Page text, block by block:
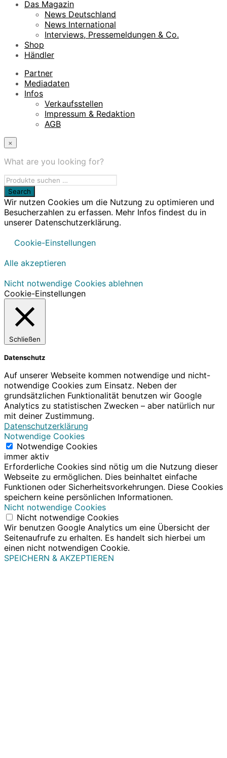
Das Magazin
News Deutschland
News International
Interviews, Pressemeldungen & Co.
Shop
Händler
Partner
Mediadaten
Infos
Verkaufsstellen
Impressum & Redaktion
AGB
×
What are you looking for?
Wir nutzen Cookies um die Nutzung zu optimieren und
Besucherzahlen zu erfassen. Mehr Infos findest du in
unserer Datenschutzerklärung.
Cookie-Einstellungen
Alle akzeptieren
Nicht notwendige Cookies ablehnen
Cookie-Einstellungen
Schließen
Datenschutz
Auf unserer Webseite kommen notwendige und nicht-
notwendige Cookies zum Einsatz. Neben der
grundsätzlichen Funktionalität benutzen wir Google
Analytics zu statistischen Zwecken – aber natürlich nur
mit deiner Zustimmung.
Datenschutzerklärung
Notwendige Cookies
Notwendige Cookies
immer aktiv
Erforderliche Cookies sind nötig um die Nutzung dieser
Webseite zu ermöglichen. Dies beinhaltet einfache
Funktionen oder Sicherheitsvorkehrungen. Diese Cookies
speichern keine persönlichen Informationen.
Nicht notwendige Cookies
Nicht notwendige Cookies
Wir benutzen Google Analytics um eine Übersicht der
Seitenaufrufe zu erhalten. Es handelt sich hierbei um
einen nicht notwendigen Cookie.
SPEICHERN & AKZEPTIEREN